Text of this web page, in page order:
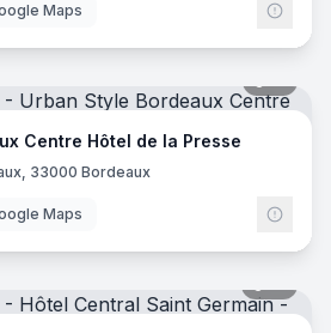
Maps
Centre Hôtel de la Presse
33000 Bordeaux
Maps